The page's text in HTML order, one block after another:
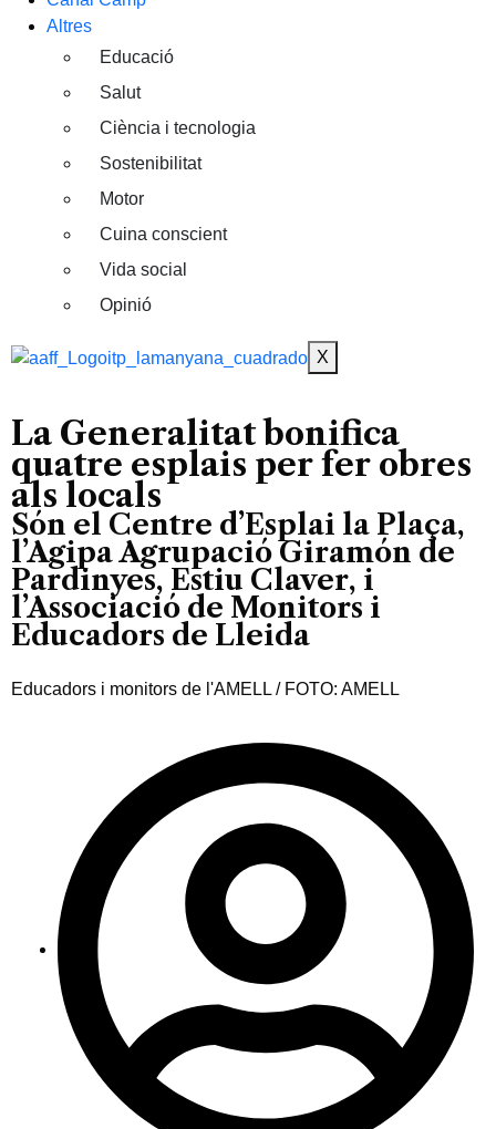
Altres
Educació
Salut
Ciència i tecnologia
Sostenibilitat
Motor
Cuina conscient
Vida social
Opinió
X
La Generalitat bonifica
quatre esplais per fer obres
als locals
Són el Centre d’Esplai la Plaça,
l’Agipa Agrupació Giramón de
Pardinyes, Estiu Claver, i
l’Associació de Monitors i
Educadors de Lleida
Educadors i monitors de l'AMELL / FOTO: AMELL